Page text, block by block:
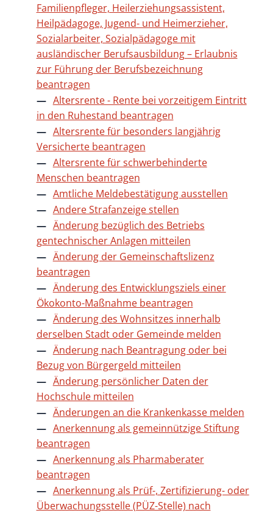
Familienpfleger, Heilerziehungsassistent,
Heilpädagoge, Jugend- und Heimerzieher,
Sozialarbeiter, Sozialpädagoge mit
ausländischer Berufsausbildung – Erlaubnis
zur Führung der Berufsbezeichnung
beantragen
Altersrente - Rente bei vorzeitigem Eintritt
in den Ruhestand beantragen
Altersrente für besonders langjährig
Versicherte beantragen
Altersrente für schwerbehinderte
Menschen beantragen
Amtliche Meldebestätigung ausstellen
Andere Strafanzeige stellen
Änderung bezüglich des Betriebs
gentechnischer Anlagen mitteilen
Änderung der Gemeinschaftslizenz
beantragen
Änderung des Entwicklungsziels einer
Ökokonto-Maßnahme beantragen
Änderung des Wohnsitzes innerhalb
derselben Stadt oder Gemeinde melden
Änderung nach Beantragung oder bei
Bezug von Bürgergeld mitteilen
Änderung persönlicher Daten der
Hochschule mitteilen
Änderungen an die Krankenkasse melden
Anerkennung als gemeinnützige Stiftung
beantragen
Anerkennung als Pharmaberater
beantragen
Anerkennung als Prüf-, Zertifizierung- oder
Überwachungsstelle (PÜZ-Stelle) nach